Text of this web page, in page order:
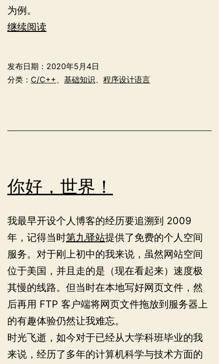
为例。
继续阅读
要
类
发布日期： 2020年5月4日
分类： C/C++ 基础知识 程序设计语言
你好，世界！
我最早开设个人博客的经历要追溯到 2009
年，记得当时第九驿站提供了免费的个人空间
服务。对于刚上初中的我来说，虽然网站空间
位于美国，并且走的是（现在看起来）速度极
其慢的线路。但当时在本地写好网页文件，然
后再用 FTP 客户端将网页文件拖放到服务器上
的有趣体验仍然让我难忘。
时光飞逝，如今对于已经从大学科班毕业的我
来说，经历了多年的计算机科学与技术方面的